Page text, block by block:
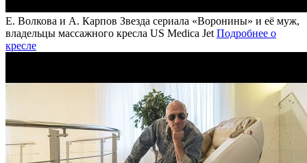
Е. Волкова и А. Карпов Звезда сериала «Воронины» и её муж,
владельцы массажного кресла US Medica Jet Подробнее о
кресле